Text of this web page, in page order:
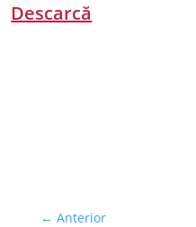
Descarcă
← Anterior